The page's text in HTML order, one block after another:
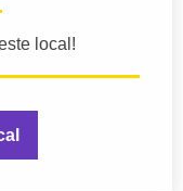
local!